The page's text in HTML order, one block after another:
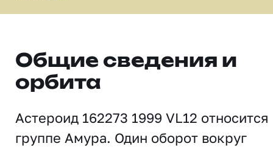
Общие сведения и
орбита
Астероид 162273 1999 VL12 относится
группе Амура. Один оборот вокруг